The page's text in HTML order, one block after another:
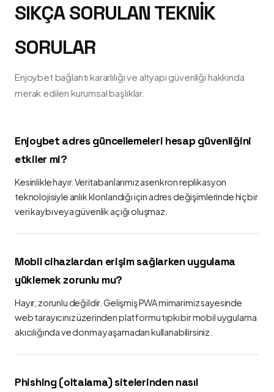
SIKÇA SORULAN TEKNIK
SORULAR
Enjoybet bağlantı kararlılığı ve altyapı güvenliği hakkında
merak edilen kurumsal başlıklar.
Enjoybet adres güncellemeleri hesap güvenliğini
etkiler mi?
Kesinlikle hayır. Veritabanlarımız asenkron replikasyon
teknolojisiyle anlık klonlandığı için adres değişimlerinde hiçbir
veri kaybı veya güvenlik açığı oluşmaz.
Mobil cihazlardan erişim sağlarken uygulama
yüklemek zorunlu mu?
Hayır, zorunlu değildir. Gelişmiş PWA mimarimiz sayesinde
web tarayıcınız üzerinden platformu tıpkı bir mobil uygulama
akıcılığında ve donma yaşamadan kullanabilirsiniz.
Phishing (oltalama) sitelerinden nasıl